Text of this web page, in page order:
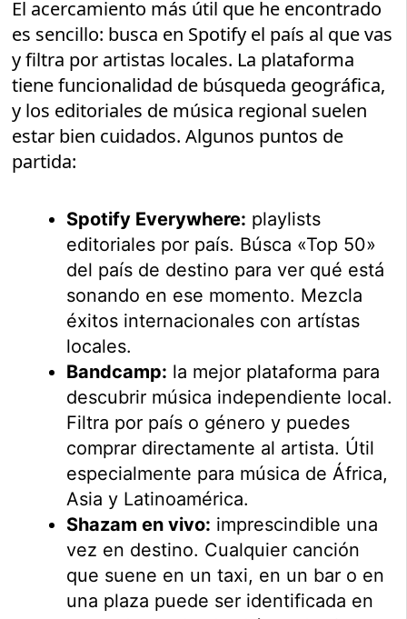
El acercamiento más útil que he encontrado
es sencillo: busca en Spotify el país al que vas
y filtra por artistas locales. La plataforma
tiene funcionalidad de búsqueda geográfica,
y los editoriales de música regional suelen
estar bien cuidados. Algunos puntos de
partida:
Spotify Everywhere: playlists
editoriales por país. Búsca «Top 50»
del país de destino para ver qué está
sonando en ese momento. Mezcla
éxitos internacionales con artístas
locales.
Bandcamp: la mejor plataforma para
descubrir música independiente local.
Filtra por país o género y puedes
comprar directamente al artista. Útil
especialmente para música de África,
Asia y Latinoamérica.
Shazam en vivo: imprescindible una
vez en destino. Cualquier canción
que suene en un taxi, en un bar o en
una plaza puede ser identificada en